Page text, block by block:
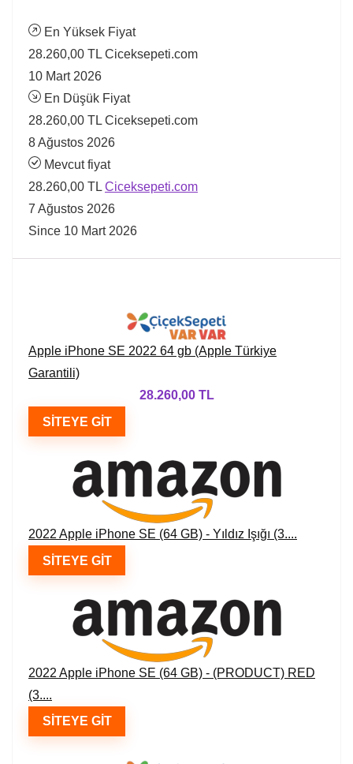
En Yüksek Fiyat
28.260,00 TL Ciceksepeti.com
10 Mart 2026
En Düşük Fiyat
28.260,00 TL Ciceksepeti.com
8 Ağustos 2026
Mevcut fiyat
28.260,00 TL Ciceksepeti.com
7 Ağustos 2026
Since 10 Mart 2026
Apple iPhone SE 2022 64 gb (Apple Türkiye
Garantili)
28.260,00 TL
SITEYE GIT
2022 Apple iPhone SE (64 GB) - Yıldız Işığı (3....
SITEYE GIT
2022 Apple iPhone SE (64 GB) - (PRODUCT) RED
(3....
SITEYE GIT